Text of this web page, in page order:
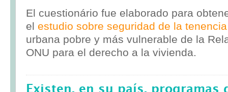
El cuestionário fue elaborado para
el estudio sobre seguridad de la tenencia
urbana pobre y más vulnerable de la
ONU para el derecho a la vivienda.
Existen, en su país, programas